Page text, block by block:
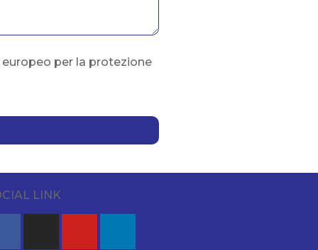
per la protezione
LINK